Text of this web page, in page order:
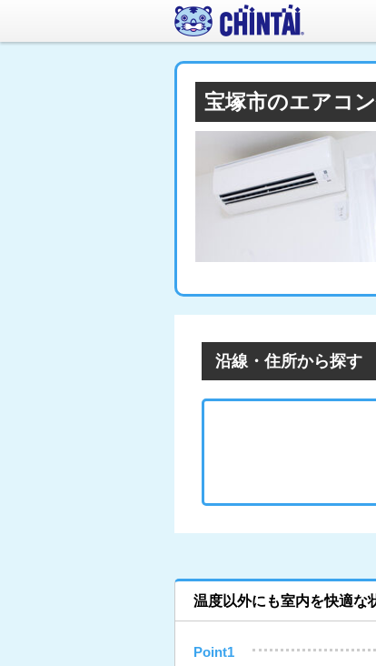
宝塚市のエアコ
沿線・住所から探す
温度以外にも室内を快適な
Point1